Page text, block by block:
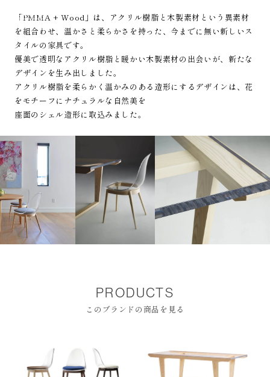
BRAND＞ PMMA+WOOD
「PMMA + Wood」は、アクリル樹脂と木製素材という異素材
を組合わせ、温かさと柔らかさを持った、今までに無い新しいス
タイルの家具です。
優美で透明なアクリル樹脂と暖かい木製素材の出会いが、新たな
デザインを生み出しました。
アクリル樹脂を柔らかく温かみのある造形にするデザインは、花
をモチーフにナチュラルな自然美を
座面のシェル造形に取込みました。
PRODUCTS
このブランドの商品を見る